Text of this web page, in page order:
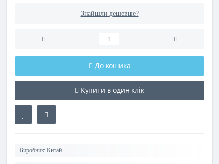
Знайшли дешевше?
До кошика
Купити в один клік
Виробник: Китай